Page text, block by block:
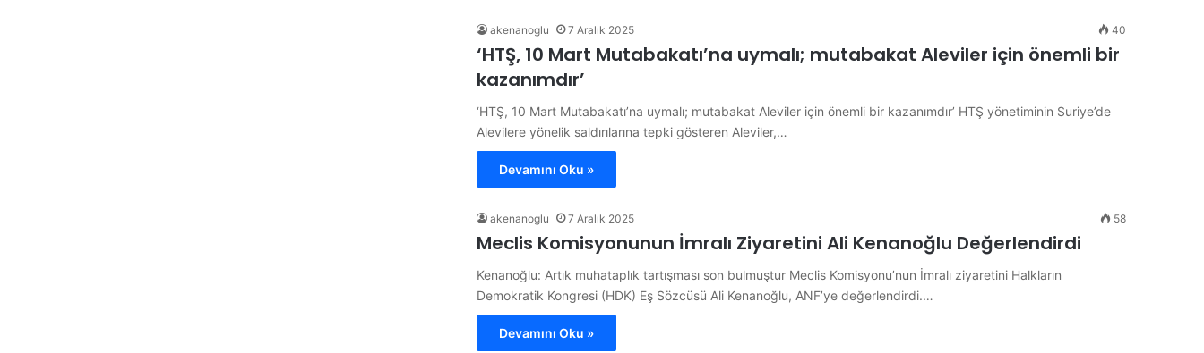
akenanoglu 7 Aralık 2025 40
‘HTŞ, 10 Mart Mutabakatı’na uymalı; mutabakat Aleviler için önemli bir
kazanımdır’
‘HTŞ, 10 Mart Mutabakatı’na uymalı; mutabakat Aleviler için önemli bir kazanımdır’ HTŞ yönetiminin Suriye’de
Alevilere yönelik saldırılarına tepki gösteren Aleviler,…
Devamını Oku »
akenanoglu 7 Aralık 2025 58
Meclis Komisyonunun İmralı Ziyaretini Ali Kenanoğlu Değerlendirdi
Kenanoğlu: Artık muhataplık tartışması son bulmuştur Meclis Komisyonu’nun İmralı ziyaretini Halkların
Demokratik Kongresi (HDK) Eş Sözcüsü Ali Kenanoğlu, ANF’ye değerlendirdi.…
Devamını Oku »